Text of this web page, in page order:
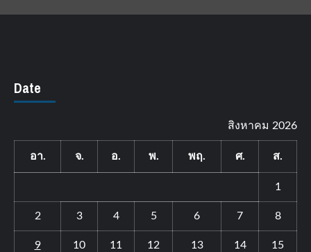
Date
สิงหาคม 2026
อา. จ. อ. พ. พฤ. ศ. ส.
1
2 3 4 5 6 7 8
9 10 11 12 13 14 15